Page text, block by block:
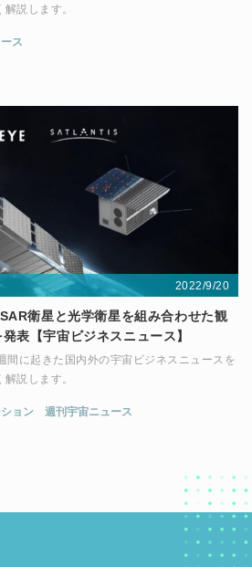
説します。
ス
2022/9/20
衛星と光学衛星を組み合わせた観
表【宇宙ビジネスニュース】
間に起きた国内外の宇宙ビジネスニュースを
説します。
ョン 週刊宇宙ニュース